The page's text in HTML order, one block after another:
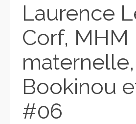
Laurence
Corf, MHM
maternelle,
Bookinou
#06